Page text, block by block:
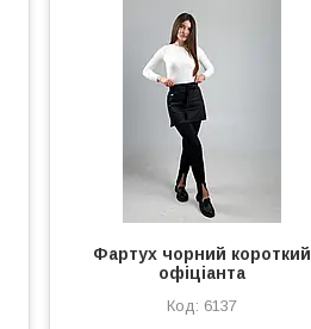
Фартух чорний короткий
офіціанта
6137